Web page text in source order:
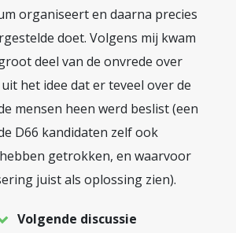
organiseert en daarna precies
doet. Volgens mij kwam
deel van de onvrede over
het idee dat er teveel over de
mensen heen werd beslist (een
D66 kandidaten zelf ook
getrokken, en waarvoor
juist als oplossing zien).
Volgende discussie